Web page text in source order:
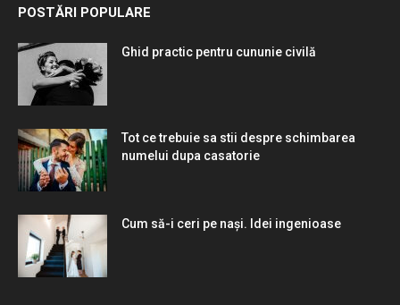
POSTĂRI POPULARE
Ghid practic pentru cununie civilă
Tot ce trebuie sa stii despre schimbarea
numelui dupa casatorie
Cum să-i ceri pe nași. Idei ingenioase